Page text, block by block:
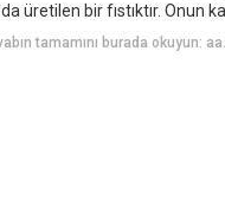
üretilen bir fıstıktır. Onun
tamamını burada okuyun: